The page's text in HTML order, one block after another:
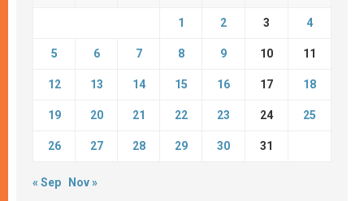
1 2 3 4
5 6 7 8 9 10 11
12 13 14 15 16 17 18
19 20 21 22 23 24 25
26 27 28 29 30 31
« Sep Nov »